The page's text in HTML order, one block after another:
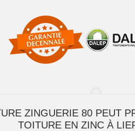
ZINGUERIE 80 PEUT
TOITURE EN ZINC À